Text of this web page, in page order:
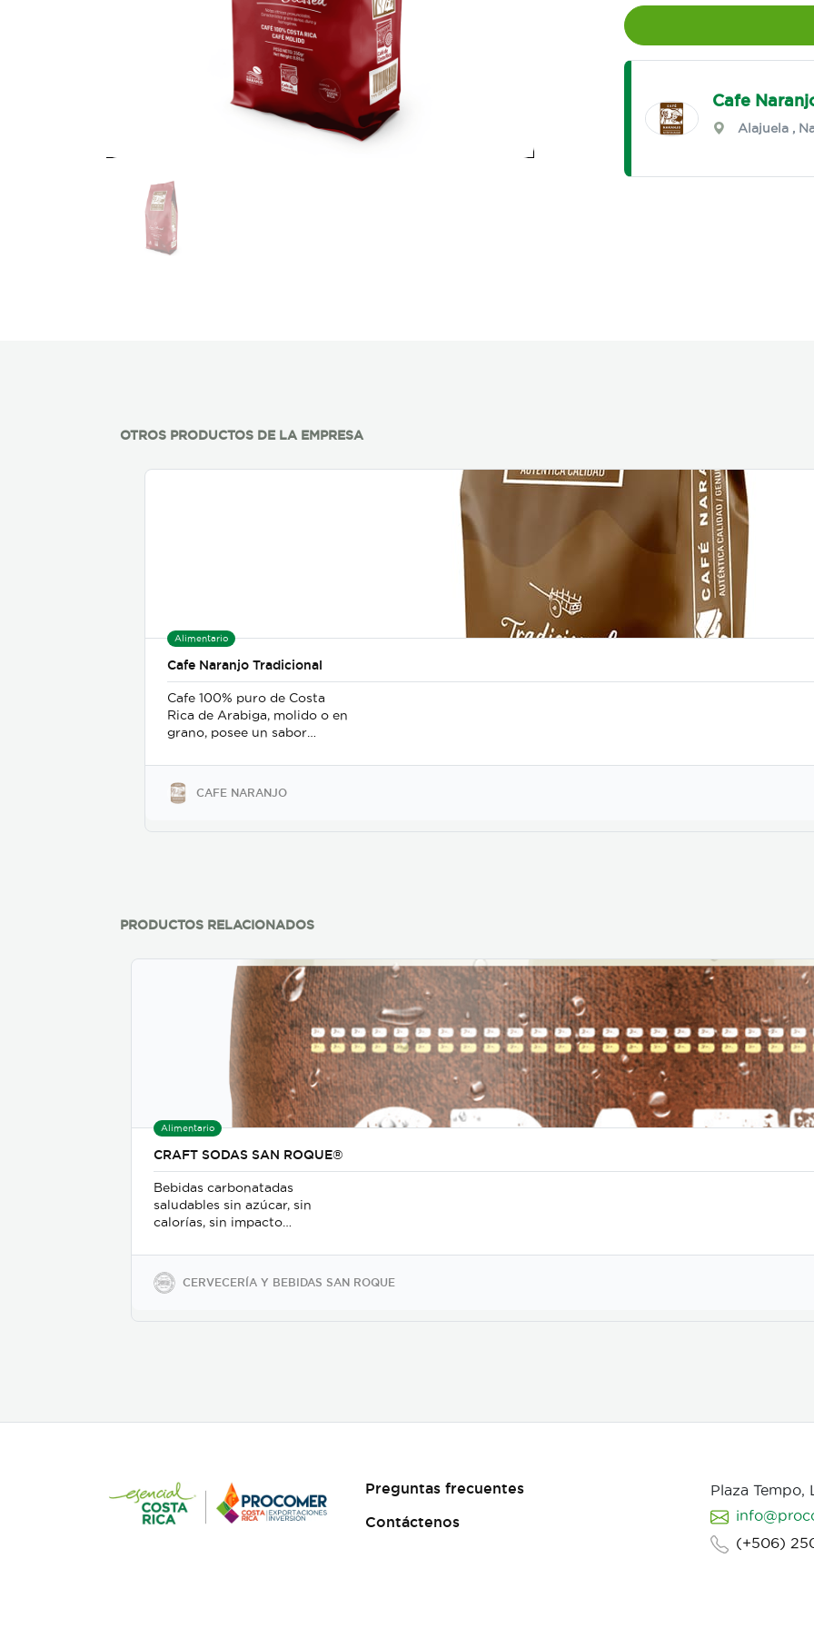
Cafe
Alajuela,
OTROS PRODUCTOS DE LA EMPRESA
Alimentario
Cafe Naranjo Tradicional
Cafe 100% puro de Costa
Rica de Arabiga, molido o en
grano, posee un sabor
citricas y achocolatadas que
le dan un sabor exquisito
ademas del balance entre
CAFE NARANJO
PRODUCTOS RELACIONADOS
Alimentario
CRAFT SODAS SAN ROQUE®
Bebidas carbonatadas
saludables sin azúcar, sin
calorías, sin impacto
sodio y soya, keto-friendly y
veganas en presentaciones
de 350ml en vidrio, 500ml y
CERVECERÍA Y BEBIDAS SAN ROQUE
Preguntas frecuentes
Contáctenos
Plaza Tempo,
(+506)